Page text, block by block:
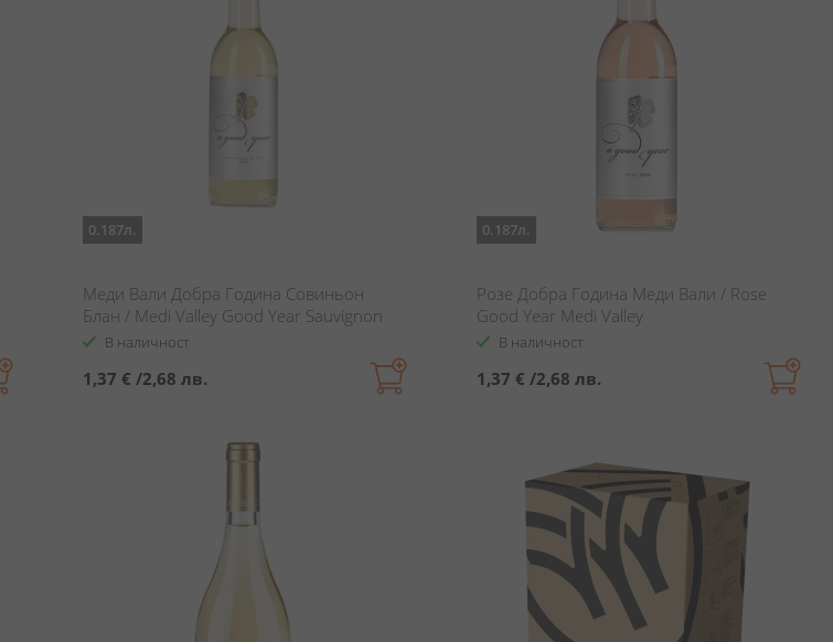
0.187л.
Меди Вали Добра Година Совиньон
Блан / Medi Valley Good Year Sauvignon
BlancВ наличност
1,37 € /2,68 лв.
0.187л.
Розе Добра Година Меди Вали / Rose
Good Year Medi Valley
В наличност
1,37 € /2,68 лв.